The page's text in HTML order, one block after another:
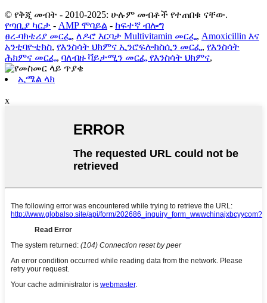
© የቅጂ መብት - 2010-2025: ሁሉም መብቶች የተጠበቁ ናቸው.
የጣቢያ ካርታ - AMP ሞባይል - ከፍተኛ ብሎግ
ፀረ-ባክቴሪያ መርፌ, ለዶሮ እርባታ Multivitamin መርፌ, Amoxicillin እና
አንቲባዮቲክስ, የእንስሳት ህክምና ኢንሮፍሎክስሲን መርፌ, የእንስሳት
ሕክምና መርፌ, ባለብዙ ቫይታሚን መርፌ የእንስሳት ህክምና,
ኢሜል ላክ
x